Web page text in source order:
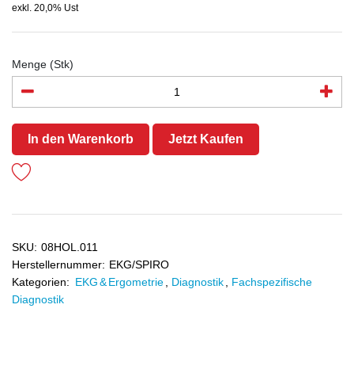
exkl. 20,0% Ust
Menge (Stk)
In den Warenkorb Jetzt Kaufen
SKU: 08HOL.011
Herstellernummer: EKG/SPIRO
Kategorien: EKG & Ergometrie Diagnostik
Fachspezifische
Diagnostik